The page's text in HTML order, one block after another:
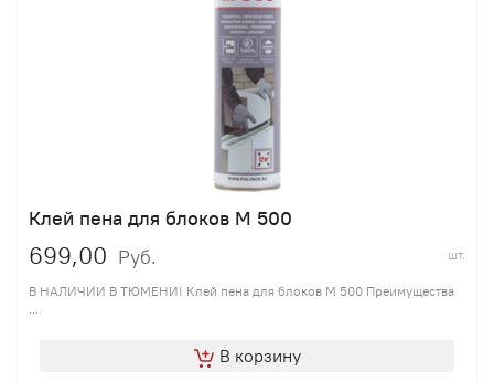
Клей пена для блоков M 500
699,00 Руб. шт.
В НАЛИЧИИ В ТЮМЕНИ! Клей пена для блоков M 500 Преимущества
В корзину